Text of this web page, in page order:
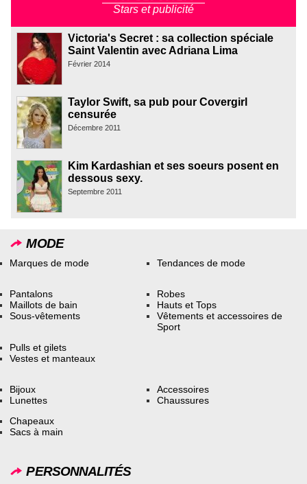
Stars et publicité
Victoria's Secret : sa collection spéciale
Saint Valentin avec Adriana Lima
Février 2014
Taylor Swift, sa pub pour Covergirl
censurée
Décembre 2011
Kim Kardashian et ses soeurs posent en
dessous sexy.
Septembre 2011
MODE
Marques de mode Tendances de mode
Pantalons
Maillots de bain
Sous-vêtements
Robes
Hauts et Tops
Vêtements et accessoires de
Sport
Pulls et gilets
Vestes et manteaux
Bijoux
Lunettes
Accessoires
Chaussures
Chapeaux
Sacs à main
PERSONNALITÉS